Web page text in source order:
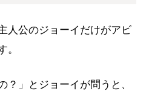
人公のジョーイだけがアビ
。
？」とジョーイが問うと、